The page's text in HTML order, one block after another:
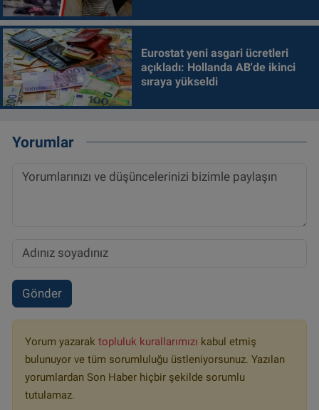
Eurostat yeni asgari ücretleri
açıkladı: Hollanda AB'de ikinci
sıraya yükseldi
Yorumlar
Gönder
Yorum yazarak topluluk kurallarımızı kabul etmiş
bulunuyor ve tüm sorumluluğu üstleniyorsunuz. Yazılan
yorumlardan Son Haber hiçbir şekilde sorumlu
tutulamaz.